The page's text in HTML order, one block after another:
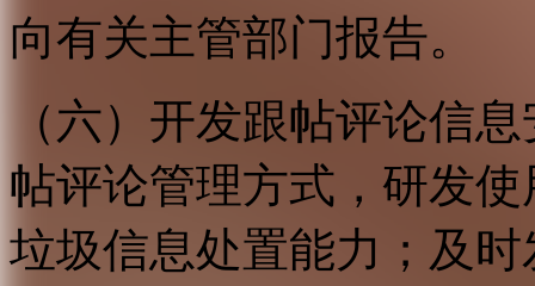
向有关主管部门报告。
（六）开发跟帖评论信
帖评论管理方式，研发
垃圾信息处置能力；及